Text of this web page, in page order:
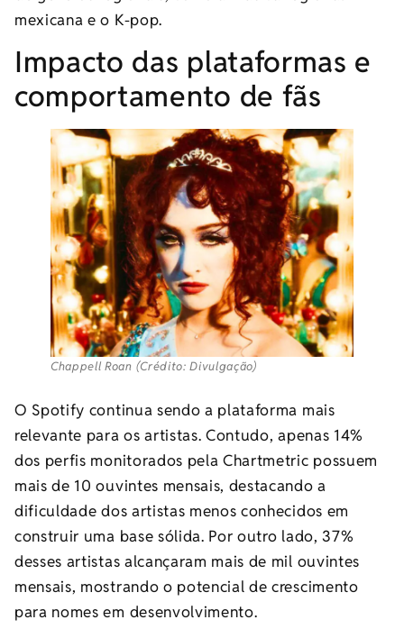
mexicana e o K-pop.
Impacto das plataformas e
comportamento de fãs
Chappell Roan (Crédito: Divulgação)
O Spotify continua sendo a plataforma mais
relevante para os artistas. Contudo, apenas 14%
dos perfis monitorados pela Chartmetric possuem
mais de 10 ouvintes mensais, destacando a
dificuldade dos artistas menos conhecidos em
construir uma base sólida. Por outro lado, 37%
desses artistas alcançaram mais de mil ouvintes
mensais, mostrando o potencial de crescimento
para nomes em desenvolvimento.